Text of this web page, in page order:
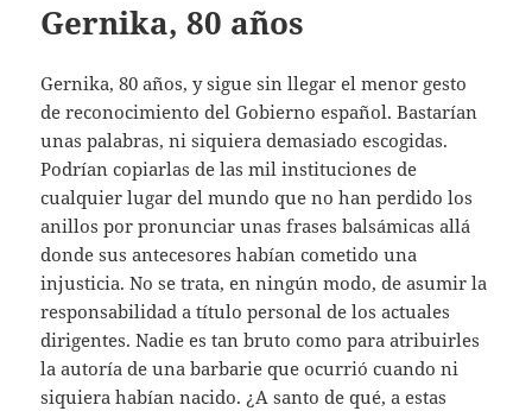
Gernika, 80 años
Gernika, 80 años, y sigue sin llegar el menor gesto
de reconocimiento del Gobierno español. Bastarían
unas palabras, ni siquiera demasiado escogidas.
Podrían copiarlas de las mil instituciones de
cualquier lugar del mundo que no han perdido los
anillos por pronunciar unas frases balsámicas allá
donde sus antecesores habían cometido una
injusticia. No se trata, en ningún modo, de asumir la
responsabilidad a título personal de los actuales
dirigentes. Nadie es tan bruto como para atribuirles
la autoría de una barbarie que ocurrió cuando ni
siquiera habían nacido. ¿A santo de qué, a estas